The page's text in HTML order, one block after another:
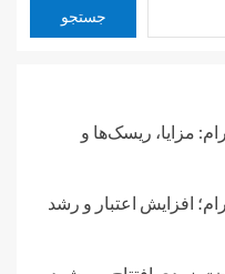
جستجو
مزایا، ریسک‌ها و
افزایش اعتبار و رشد